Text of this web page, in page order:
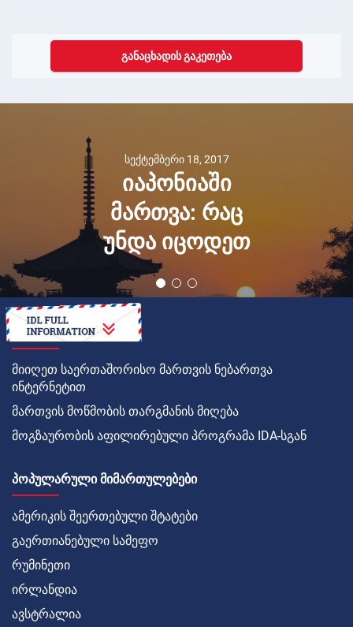
ᲒᲐᲜᲐᲪᲮᲐᲓᲘᲡ ᲒᲐᲙᲔᲗᲔᲑᲐ
სექტემბერი 18, 2017
იაპონიაში
მართვა: რაც
უნდა იცოდეთ
ᲠᲝᲒᲝᲠ
მიიღეთ საერთაშორისო მართვის ნებართვა
ინტერნეტით
მართვის მოწმობის თარგმანის მიღება
მოგზაურობის აფილირებული პროგრამა IDA-სგან
ᲞᲝᲞᲣᲚᲐᲠᲣᲚᲘ ᲛᲘᲛᲐᲠᲗᲣᲚᲔᲑᲔᲑᲘ
ამერიკის შეერთებული შტატები
გაერთიანებული სამეფო
რუმინეთი
ირლანდია
ავსტრალია